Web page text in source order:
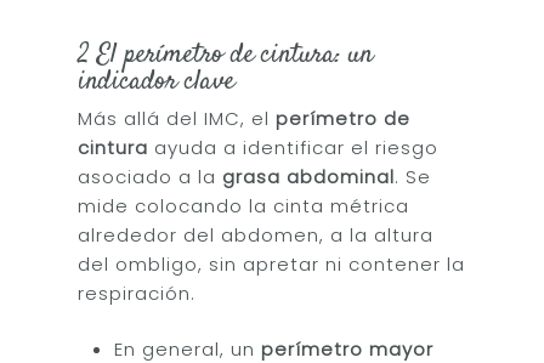
2 El perímetro de cintura: un
indicador clave
Más allá del IMC, el perímetro de
cintura ayuda a identificar el riesgo
asociado a la grasa abdominal. Se
mide colocando la cinta métrica
alrededor del abdomen, a la altura
del ombligo, sin apretar ni contener la
respiración.
En general, un perímetro mayor